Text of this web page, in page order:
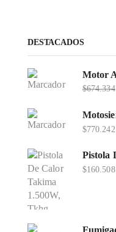
DESTACADOS
$674.334
$770.242
$160.508